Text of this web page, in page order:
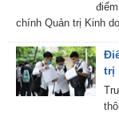
chính Quản trị Kinh
trị